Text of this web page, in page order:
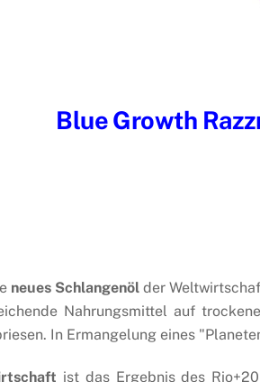
Blue Growth
neues Schlangenöl der
Nahrungsmittel auf
In Ermangelung eines
ist das Ergebnis des